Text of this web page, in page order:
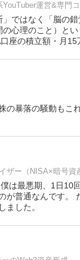
運営&専門
ではなく「脳の
心理のこと）と
座の積立額・月15
の暴落の騒動もこ
ザー（NISA×暗号資
は最悪期、1日10
が普通なんです。
ました。